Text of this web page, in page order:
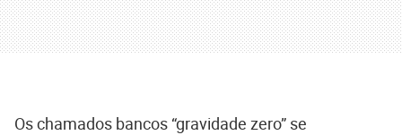
Os chamados bancos “gravidade zero” se